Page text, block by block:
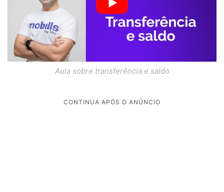
Aula sobre transferência e saldo